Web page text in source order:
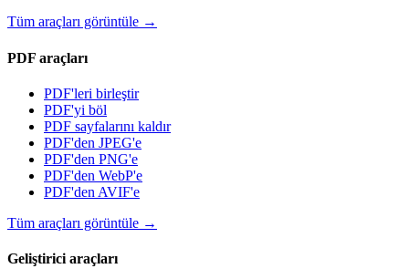
Tüm araçları görüntüle →
PDF araçları
PDF'leri birleştir
PDF'yi böl
PDF sayfalarını kaldır
PDF'den JPEG'e
PDF'den PNG'e
PDF'den WebP'e
PDF'den AVIF'e
Tüm araçları görüntüle →
Geliştirici araçları